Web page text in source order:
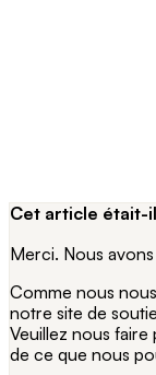
Cet article était-
Merci. Nous
Comme nous
notre site de
Veuillez nous
de ce que nous